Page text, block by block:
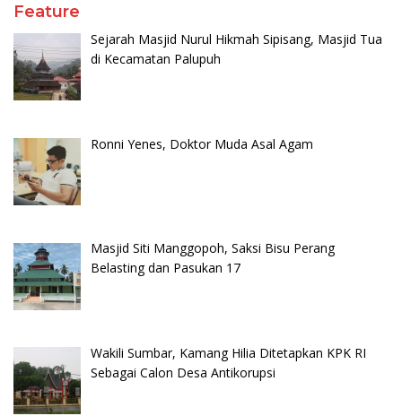
Feature
Sejarah Masjid Nurul Hikmah Sipisang, Masjid Tua
di Kecamatan Palupuh
Ronni Yenes, Doktor Muda Asal Agam
Masjid Siti Manggopoh, Saksi Bisu Perang
Belasting dan Pasukan 17
Wakili Sumbar, Kamang Hilia Ditetapkan KPK RI
Sebagai Calon Desa Antikorupsi